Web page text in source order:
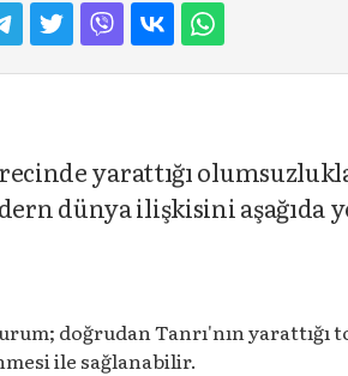
yarattığı
dünya ilişkisini aşağıda
doğrudan Tanrı'nın yarattığı
ile sağlanabilir.